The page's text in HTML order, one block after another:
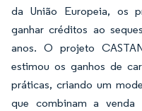
da União Europeia, os
ganhar créditos ao
anos. O projeto
estimou os ganhos de
práticas, criando um
que combinam a venda